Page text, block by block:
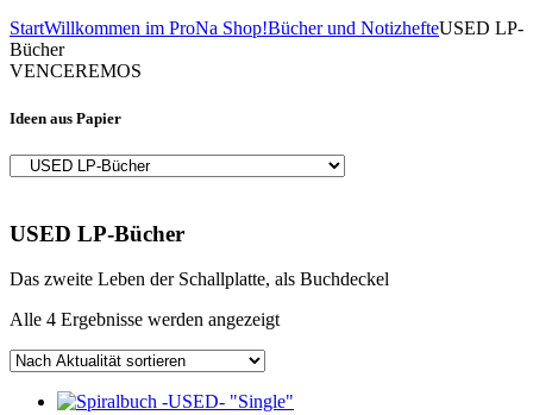
StartWillkommen im ProNa Shop!Bücher und NotizhefteUSED LP-
Bücher
VENCEREMOS
Ideen aus Papier
USED LP-Bücher
Das zweite Leben der Schallplatte, als Buchdeckel
Alle 4 Ergebnisse werden angezeigtNach